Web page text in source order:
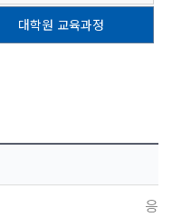
대학원 교육과정
응